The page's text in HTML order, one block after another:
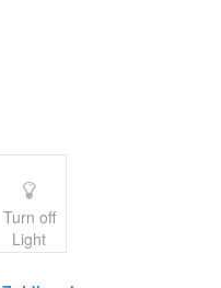
Turn off
Light